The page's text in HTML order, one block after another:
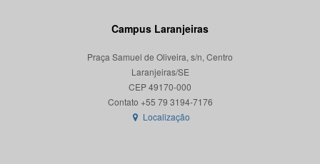
Campus Laranjeiras
Praça Samuel de Oliveira, s/n, Centro
Laranjeiras/SE
CEP 49170-000
Localização